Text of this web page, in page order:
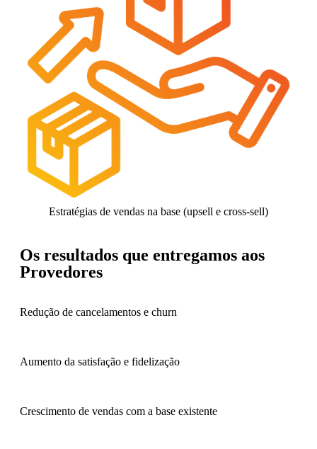
Estratégias de vendas na base (upsell e cross-sell)
Os resultados que entregamos aos
Provedores
Redução de cancelamentos e churn
Aumento da satisfação e fidelização
Crescimento de vendas com a base existente